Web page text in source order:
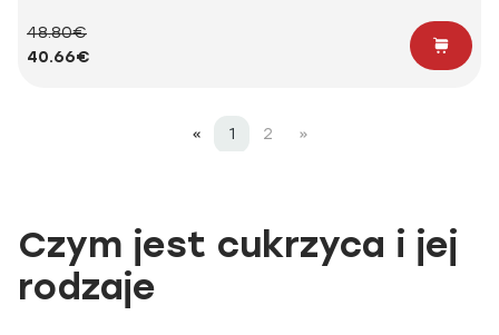
48.80€
40.66€
« 1 2 »
Czym jest cukrzyca i jej
rodzaje